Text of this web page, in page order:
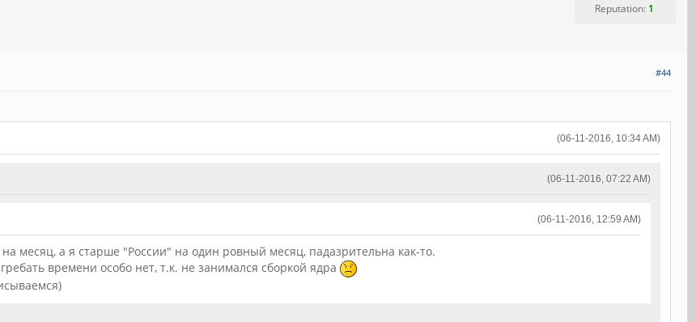
Reputation: 1
#44
(06-11-2016, 10:34 AM)
(06-11-2016, 07:22 AM)
(06-11-2016, 12:59 AM)
месяц, а я старше "России" на один ровный месяц, падазрительна как-то.
времени особо нет, т.к. не занимался сборкой ядра